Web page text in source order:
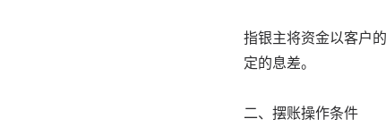
指银主将资金以客户
定的息差。
二、摆账操作条件